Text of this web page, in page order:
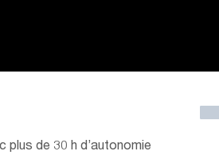
plus de 30 h d’autonomie